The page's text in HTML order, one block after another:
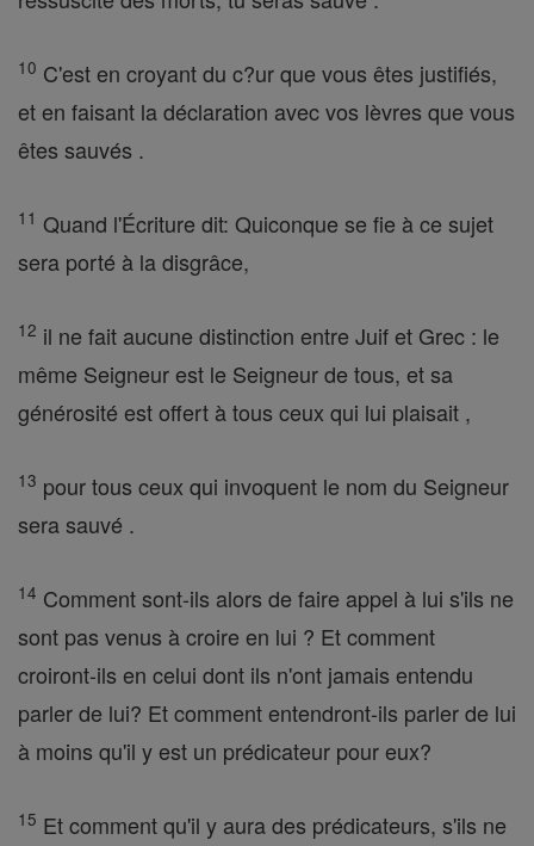
10 C'est en croyant du c?ur que vous êtes justifiés,
et en faisant la déclaration avec vos lèvres que vous
êtes sauvés .
11 Quand l'Écriture dit: Quiconque se fie à ce sujet
sera porté à la disgrâce,
12 il ne fait aucune distinction entre Juif et Grec : le
même Seigneur est le Seigneur de tous, et sa
générosité est offert à tous ceux qui lui plaisait ,
13 pour tous ceux qui invoquent le nom du Seigneur
sera sauvé .
14 Comment sont-ils alors de faire appel à lui s'ils ne
sont pas venus à croire en lui ? Et comment
croiront-ils en celui dont ils n'ont jamais entendu
parler de lui? Et comment entendront-ils parler de lui
à moins qu'il y est un prédicateur pour eux?
15 Et comment qu'il y aura des prédicateurs, s'ils ne